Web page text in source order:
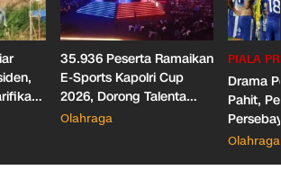
35.936 Peserta Ramaikan
E-Sports Kapolri Cup
2026, Dorong Talenta
Digital dan Keamanan
Olahraga
PIALA
Drama
Pahit,
Olahraga